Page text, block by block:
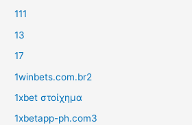
111
13
17
1winbets.com.br2
1xbet στοίχημα
1xbetapp-ph.com3